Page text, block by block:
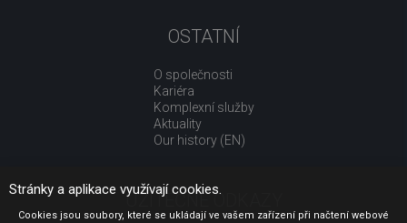
OSTATNÍ
O společnosti
Kariéra
Komplexní služby
Aktuality
Our history (EN)
UŽITEČNÉ ODKAZY
Stránky a aplikace využívají cookies.
Cookies jsou soubory, které se ukládají ve vašem zařízení při načtení webové